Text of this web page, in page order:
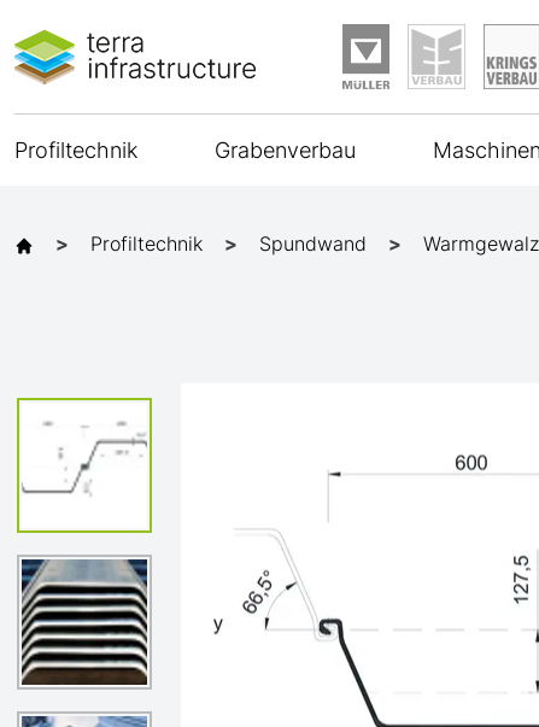
Profiltechnik Grabenverbau
Profiltechnik Spundwand